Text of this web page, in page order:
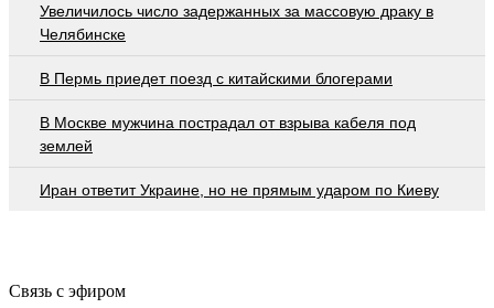
Увеличилось число задержанных за массовую драку в
Челябинске
В Пермь приедет поезд с китайскими блогерами
В Москве мужчина пострадал от взрыва кабеля под
землей
Иран ответит Украине, но не прямым ударом по Киеву
Связь с эфиром